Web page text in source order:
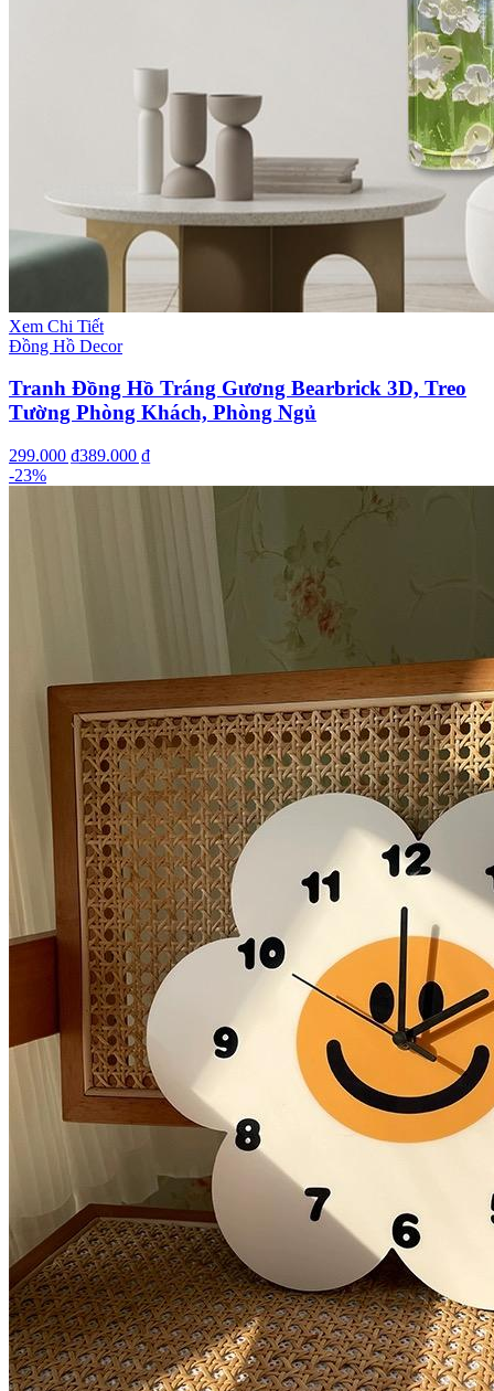
Xem Chi Tiết
Đồng Hồ Decor
Tranh Đồng Hồ Tráng Gương Bearbrick 3D, Treo
Tường Phòng Khách, Phòng Ngủ
299.000 ₫389.000 ₫
-23%